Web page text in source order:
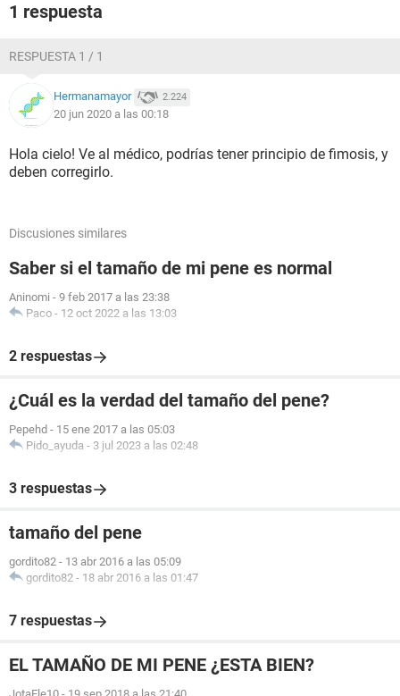
1 respuesta
RESPUESTA 1 / 1
Hermanamayor 2.224
20 jun 2020 a las 00:18
Hola cielo! Ve al médico, podrías tener principio de fimosis, y
deben corregirlo.
Discusiones similares
Saber si el tamaño de mi pene es normal
Aninomi - 9 feb 2017 a las 23:38
Paco - 12 oct 2022 a las 13:03
2 respuestas
¿Cuál es la verdad del tamaño del pene?
Pepehd - 15 ene 2017 a las 05:03
Pido_ayuda - 3 jul 2023 a las 02:48
3 respuestas
tamaño del pene
gordito82 - 13 abr 2016 a las 05:09
gordito82 - 18 abr 2016 a las 01:47
7 respuestas
EL TAMAÑO DE MI PENE ¿ESTA BIEN?